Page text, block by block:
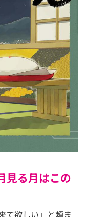
見る月はこの
て欲しい」と頼ま